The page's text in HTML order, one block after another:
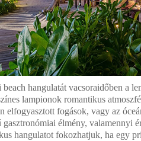
hangulatát vacsoraidőben a
lampionok romantikus
elfogyasztott fogások, vagy az
gasztronómiai élmény, valamennyi
hangulatot fokozhatjuk, ha egy